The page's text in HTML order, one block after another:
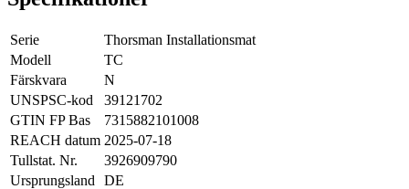
Serie
Thorsman Installationsmat
Modell
TC
Färskvara
N
UNSPSC-kod
39121702
GTIN FP Bas
7315882101008
REACH datum 2025-07-18
Tullstat. Nr.
3926909790
Ursprungsland
DE